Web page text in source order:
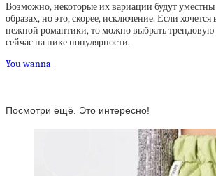
Возможно, некоторые их вариации будут
образах, но это, скорее, исключение. Если
нежной романтики, то можно выбрать трендовую
сейчас на пике популярности.
You wanna
Посмотри ещё. Это интересно!